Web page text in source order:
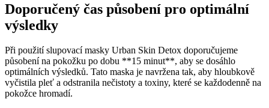
Doporučený čas působení pro optimální
výsledky
Při ⁤použití slupovací masky ​Urban Skin Detox doporučujeme
působení na pokožku po ​dobu **15 minut**,‍ aby se‍ dosáhlo
optimálních výsledků. Tato maska ‍je ‌navržena tak, aby hloubkově
vyčistila pleť⁢ a odstranila ⁢nečistoty​ a toxiny, které se každodenně ⁣na
‍pokožce hromadí.